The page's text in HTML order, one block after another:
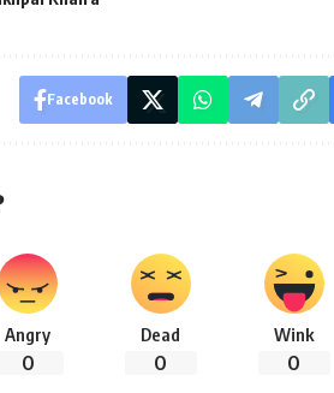
Facebook
Angry
0
Dead
0
Wink
0